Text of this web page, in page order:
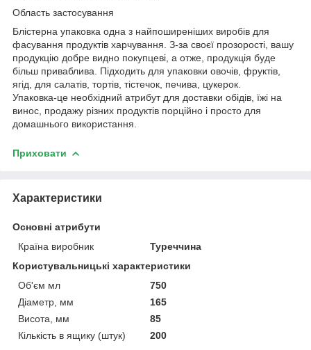
Область застосування
Блістерна упаковка одна з найпоширеніших виробів для
фасування продуктів харчування. З-за своєї прозорості, вашу
продукцію добре видно покупцеві, а отже, продукція буде
більш приваблива. Підходить для упаковки овочів, фруктів,
ягід, для салатів, тортів, тістечок, печива, цукерок.
Упаковка-це необхідний атрибут для доставки обідів, їжі на
винос, продажу різних продуктів порційно і просто для
домашнього використання.
Приховати
Характеристики
Основні атрибути
Країна виробник
Туреччина
Користувальницькі характеристики
Об'єм мл
750
Діаметр, мм
165
Висота, мм
85
Кількість в ящику (штук)
200